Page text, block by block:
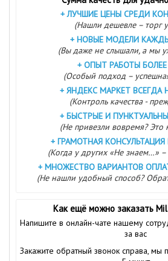
+ ЛУЧШИЕ ЦЕНЫ СРЕДИ
(Нашли дешевле – торг
+ НОВЫЕ МОДЕЛИ
(Вы даже не слышали, а мы
+ ОПЫТ РАБОТЫ БОЛЕЕ
(Особый подход –
+ ЯНДЕКС МАРКЕТ ВСЕГДА
(Контроль качества -
+ БЫСТРЫЕ И
(Не привезли вовремя? Это
+ ГРАМОТНАЯ
(Когда у других «Не знаем…»
+ МНОЖЕСТВО ВАРИАНТОВ
(Не нашли удобный способ?
Как ещё можно заказать
Напишите в онлайн-чате нашему
за вас
Закажите обратный звонок справа, мы